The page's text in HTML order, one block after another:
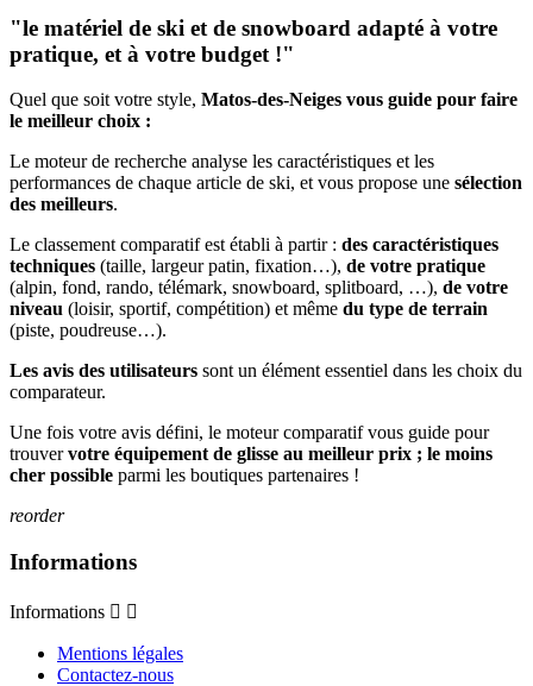
"le matériel de ski et de snowboard adapté à votre
pratique, et à votre budget !"
Quel que soit votre style, Matos-des-Neiges vous guide pour faire
le meilleur choix :
Le moteur de recherche analyse les caractéristiques et les
performances de chaque article de ski, et vous propose une sélection
des meilleurs.
Le classement comparatif est établi à partir : des caractéristiques
techniques (taille, largeur patin, fixation…), de votre pratique
(alpin, fond, rando, télémark, snowboard, splitboard, …), de votre
niveau (loisir, sportif, compétition) et même du type de terrain
(piste, poudreuse…).
Les avis des utilisateurs sont un élément essentiel dans les choix du
comparateur.
Une fois votre avis défini, le moteur comparatif vous guide pour
trouvervotre équipement de glisse au meilleur prix ; le moins
cher possible parmi les boutiques partenaires !
reorder
Informations
Informations  
Mentions légales
Contactez-nous